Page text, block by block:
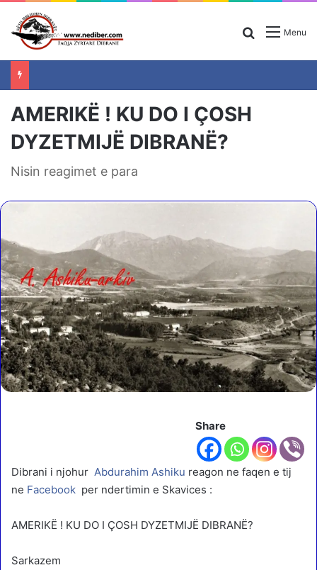
Menu
Search for
AMERIKË ! KU DO I ÇOSH
DYZETMIJË DIBRANË?
Nisin reagimet e para
Share
Dibrani i njohur Abdurahim Ashiku reagon ne faqen e tij
ne Facebook per ndertimin e Skavices :
AMERIKË ! KU DO I ÇOSH DYZETMIJË DIBRANË?
Sarkazem